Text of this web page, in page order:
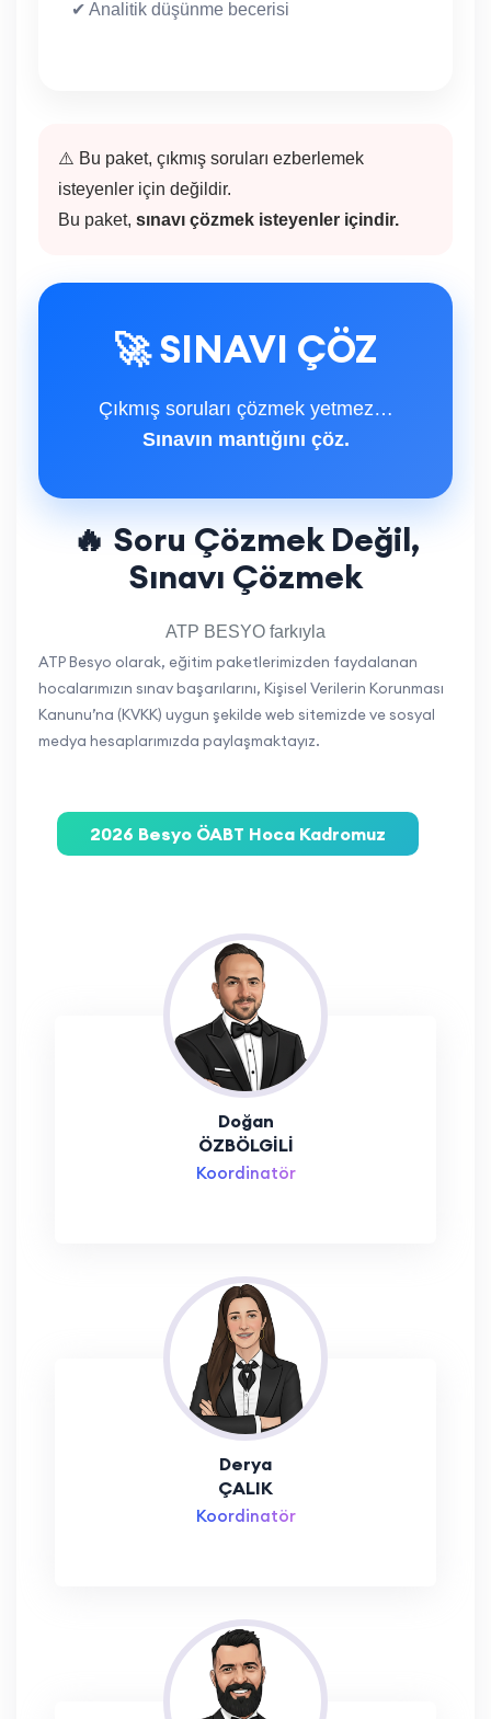
✔ Analitik düşünme becerisi
⚠️ Bu paket, çıkmış soruları ezberlemek
isteyenler için değildir.
Bu paket, sınavı çözmek isteyenler içindir.
🚀 SINAVI ÇÖZ
Çıkmış soruları çözmek yetmez…
Sınavın mantığını çöz.
🔥 Soru Çözmek Değil,
Sınavı Çözmek
ATP BESYO farkıyla
ATP Besyo olarak, eğitim paketlerimizden faydalanan
hocalarımızın sınav başarılarını, Kişisel Verilerin Korunması
Kanunu’na (KVKK) uygun şekilde web sitemizde ve sosyal
medya hesaplarımızda paylaşmaktayız.
2026 Besyo ÖABT Hoca Kadromuz
Doğan
ÖZBÖLGİLİ
Koordinatör
Derya
ÇALIK
Koordinatör